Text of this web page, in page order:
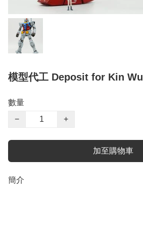
模型代工 Deposit for Kin Wu
數量
−
+
加至購物車
簡介